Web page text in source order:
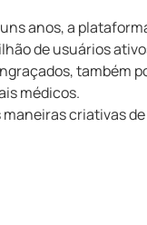
anos, a
de usuários
também
médicos.
criativas